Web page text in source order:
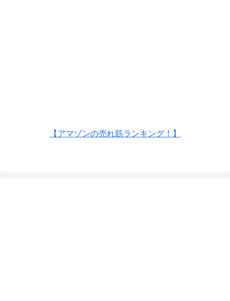
【アマゾンの売れ筋ランキング！】